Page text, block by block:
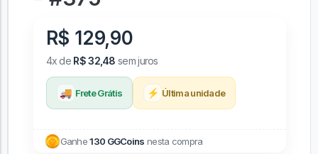
R$ 129,90
4x de R$ 32,48 sem juros
🚚 Frete Grátis ⚡ Última unidade
Ganhe130 GGCoins nesta compra